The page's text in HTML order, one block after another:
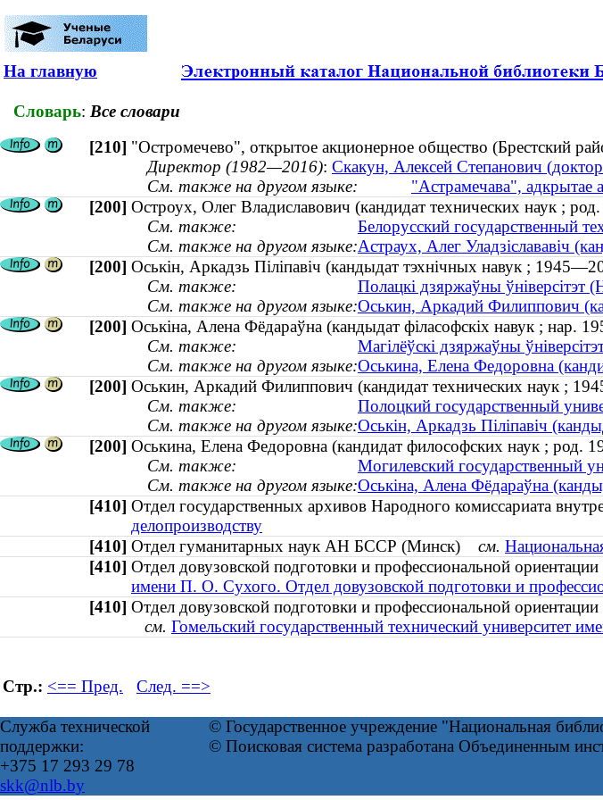
На главную
Словарь: Все словари
[210] "Остромечево", открытое акционерное общество (Брестский
Директор (1982—2016): Скакун, Алексей Степанович
См. также на другом языке:
"Астрамечава", адкрытае
[200] Остроух, Олег Владиславович (кандидат технических наук ;
См. также:
Белорусский государственный
См. также на другом языке:Астраух, Алег Уладзіслававіч
[200] Оськін, Аркадзь Піліпавіч (кандыдат тэхнічных навук ;
См. также:
Полацкі дзяржаўны ўніверсітэт
См. также на другом языке:Оськин, Аркадий Филиппович
[200] Оськіна, Алена Фёдараўна (кандыдат філасофскіх навук ; нар.
См. также:
Магілёўскі дзяржаўны
См. также на другом языке:Оськина, Елена Федоровна
[200] Оськин, Аркадий Филиппович (кандидат технических наук ;
См. также:
Полоцкий государственный
См. также на другом языке:Оськін, Аркадзь Піліпавіч
[200] Оськина, Елена Федоровна (кандидат философских наук ; род.
См. также:
Могилевский государственный
См. также на другом языке:Оськіна, Алена Фёдараўна
[410] Отдел государственных архивов Народного комиссариата
делопроизводству
[410] Отдел гуманитарных наук АН БССР (Минск) см.
[410] Отдел довузовской подготовки и профессиональной
имени П. О. Сухого. Отдел довузовской подготовки и
[410] Отдел довузовской подготовки и профессиональной
см. Гомельский государственный технический университет
Стр.: <== Пред. След. ==>
Служба технической
поддержки:
+375 17 293 29 78
skk@nlb.by
© Государственное учреждение "Национальная
© Поисковая система разработана Объединенным